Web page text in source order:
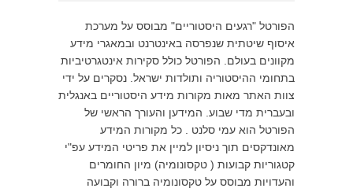
הפורטל "רגעים היסטוריים" מבוסס על מערכת
איסוף שיטתית שנפרסה באינטרנט ובמאגרי מידע
מקוונים בעולם. הפורטל כולל סקירות אינטגרטיביות
בתחומי ההיסטוריה ותולדות ישראל. נסקרים על ידי
צוות האתר מאות מקורות מידע היסטוריים באנגלית
ובעברית מדי שבוע. המידען והעורך הראשי של
הפורטל הוא עמי סלנט . כל מקורות המידע
מאונדקסים תוך ניסיון למיין את פריטי המידע עפ"י
קטגוריות קבועות ( טקסונומיה) מיון החומרים
והעדויות מבוסס על טקסונומיה ברורה וקבועה